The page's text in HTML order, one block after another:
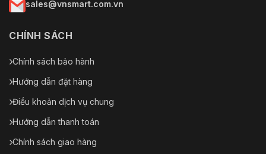
sales@vnsmart.com.vn
CHÍNH SÁCH
Chính sách bảo hành
Hướng dẫn đặt hàng
Điều khoản dịch vụ chung
Hướng dẫn thanh toán
Chính sách giao hàng